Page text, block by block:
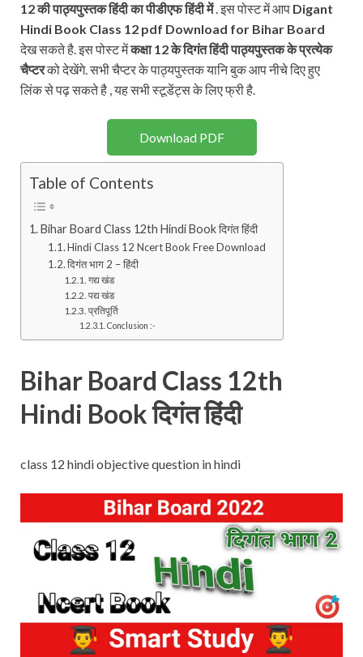
12 की पाठ्यपुस्तकहिंदी का पीडीएफ हिंदी में. इस पोस्ट में आप Digant
Hindi Book Class 12 pdf Download for Bihar Board
देख सकते है. इस पोस्ट मेंकक्षा 12 के दिगंत हिंदी पाठ्यपुस्तक के प्रत्येक
चैप्टरको देखेंगे. सभी चैप्टर के पाठ्यपुस्तक यानि बुक आप नीचे दिए हुए
लिंक से पढ़ सकते है , यह सभी स्टूडेंट्स के लिए फ्री है.
Download PDF
Table of Contents
Bihar Board Class 12th Hindi Book दिगंत हिंदी
Hindi Class 12 Ncert Book Free Download
दिगंत भाग 2 – हिंदी
गद्य खंड
पद्य खंड
प्रतिपूर्ति
Conclusion :-
Bihar Board Class 12th
Hindi Book दिगंत हिंदी
class 12 hindi objective question in hindi